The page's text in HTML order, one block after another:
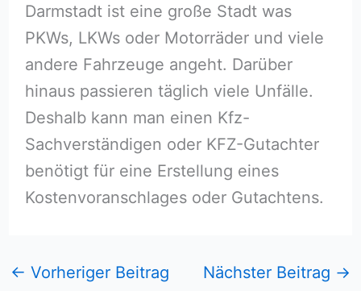
Darmstadt ist eine große Stadt was
PKWs, LKWs oder Motorräder und viele
andere Fahrzeuge angeht. Darüber
hinaus passieren täglich viele Unfälle.
Deshalb kann man einen Kfz-
Sachverständigen oder KFZ-Gutachter
benötigt für eine Erstellung eines
Kostenvoranschlages oder Gutachtens.
← Vorheriger Beitrag Nächster Beitrag →